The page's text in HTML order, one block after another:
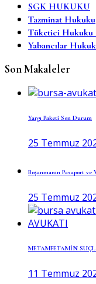
SGK HUKUKU
Tazminat Hukuku
Tüketici Hukuku
Yabancılar
Son Makaleler
Yargı Paketi Son Durum
25 Temmuz
Boşanmanın Pasaport
25 Temmuz
METAMFETAMİN
11 Temmuz